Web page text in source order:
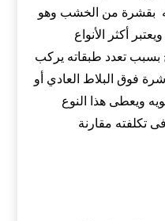
بقشرة من الخشب وهو
أكثر الأنواع
بسبب تعدد طبقاته يركب
فوق البلاط العادي أو
ويعطى هذا النوع
تكلفته مقارنة